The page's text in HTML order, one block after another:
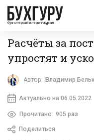
бухгалтерский интернет-журнал
Расчёты за
упростят и
Автор: Владимир
Актуально на 06.05.2022
Прочитано: 905 раз
Поделиться